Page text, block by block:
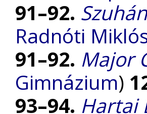
91–92.
Radnóti
91–92. Major
Gimnázium)
93–94. Hartai